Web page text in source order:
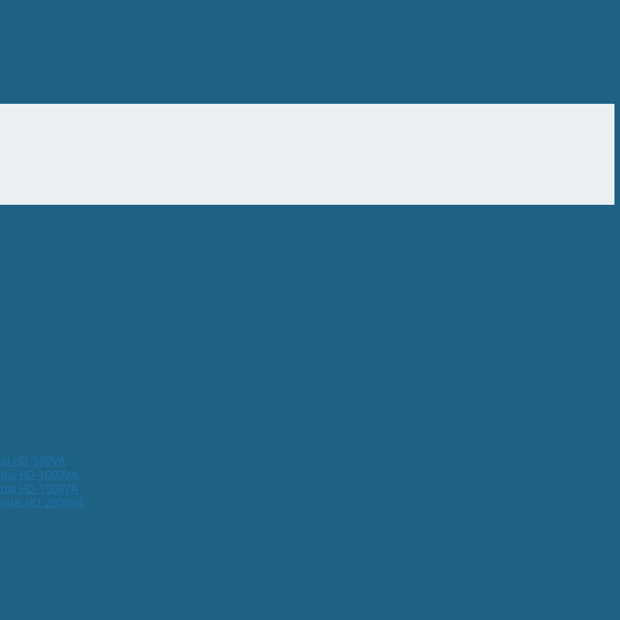
HD-500VA
HD-1000VA
HD-1500VA
HD-2000VA